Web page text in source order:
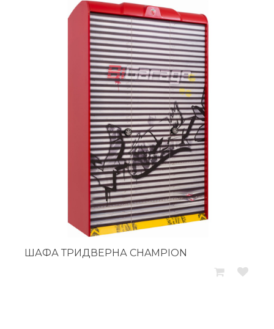
ШАФА ТРИДВЕРНА CHAMPION